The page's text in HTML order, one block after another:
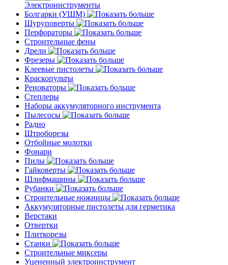
Электроинструменты
Болгарки (УШМ)
Шуруповерты
Перфораторы
Строительные фены
Дрели
Фрезеры
Клеевые пистолеты
Краскопульты
Реноваторы
Степлеры
Наборы аккумуляторного инструмента
Пылесосы
Радио
Штроборезы
Отбойные молотки
Фонари
Пилы
Гайковерты
Шлифмашины
Рубанки
Строительные ножницы
Аккумуляторные пистолеты для герметика
Верстаки
Отвертки
Плиткорезы
Станки
Строительные миксеры
Уцененный электроинструмент